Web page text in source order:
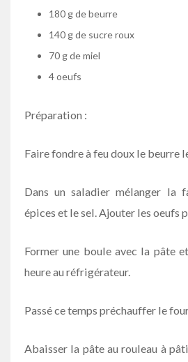
180 g de beurre
140 g de sucre roux
70 g de miel
4 oeufs
Préparation :
Faire fondre à feu doux le beurre
Dans un saladier mélanger la
épices et le sel. Ajouter les oeufs
Former une boule avec la pâte
heure au réfrigérateur.
Passé ce temps préchauffer le
Abaisser la pâte au rouleau à